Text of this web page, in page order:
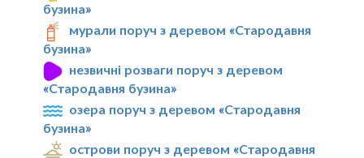
бузина»
мурали поруч з деревом «Стародавня
бузина»
незвичні розваги поруч з деревом
«Стародавня бузина»
озера поруч з деревом «Стародавня
бузина»
острови поруч з деревом «Стародавня